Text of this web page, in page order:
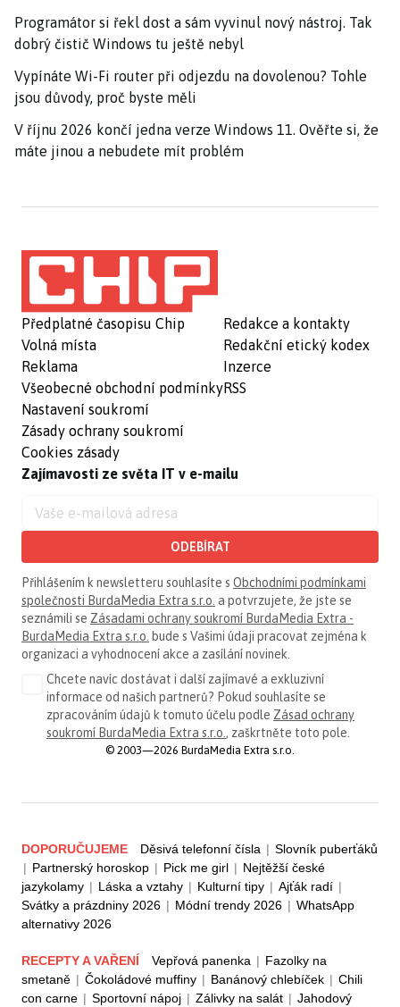
Programátor si řekl dost a sám vyvinul nový nástroj. Tak
dobrý čistič Windows tu ještě nebyl
Vypínáte Wi-Fi router při odjezdu na dovolenou? Tohle
jsou důvody, proč byste měli
V říjnu 2026 končí jedna verze Windows 11. Ověřte si, že
máte jinou a nebudete mít problém
Předplatné časopisu Chip
Volná místa
Reklama
Všeobecné obchodní podmínky
Nastavení soukromí
Zásady ochrany soukromí
Cookies zásady
Redakce a kontakty
Redakční etický kodex
Inzerce
RSS
Zajímavosti ze světa IT v e-mailu
ODEBÍRAT
Přihlášením k newsletteru souhlasíte s Obchodními podmínkami
společnosti BurdaMedia Extra s.r.o. a potvrzujete, že jste se
seznámili se Zásadami ochrany soukromí BurdaMedia Extra -
BurdaMedia Extra s.r.o. bude s Vašimi údaji pracovat zejména k
organizaci a vyhodnocení akce a zasílání novinek.
Chcete navíc dostávat i další zajímavé a exkluzivní
informace od našich partnerů? Pokud souhlasíte se
zpracováním údajů k tomuto účelu podle Zásad ochrany
soukromí BurdaMedia Extra s.r.o., zaškrtněte toto pole.
© 2003—2026 BurdaMedia Extra s.r.o.
DOPORUČUJEME Děsivá telefonní čísla | Slovník puberťáků
| Partnerský horoskop | Pick me girl | Nejtěžší české
jazykolamy | Láska a vztahy | Kulturní tipy | Ajťák radí |
Svátky a prázdniny 2026 | Módní trendy 2026 | WhatsApp
alternativy 2026
RECEPTY A VAŘENÍ Vepřová panenka | Fazolky na
smetaně | Čokoládové muffiny | Banánový chlebíček | Chili
con carne | Sportovní nápoj | Zálivky na salát | Jahodový